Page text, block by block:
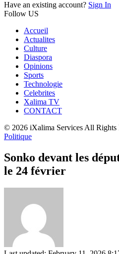
Have an existing account? Sign In
Follow US
Accueil
Actualites
Culture
Diaspora
Opinions
Sports
Technologie
Celebrites
Xalima TV
CONTACT
© 2026 iXalima Services All Rights
Politique
Sonko devant les
le 24 février